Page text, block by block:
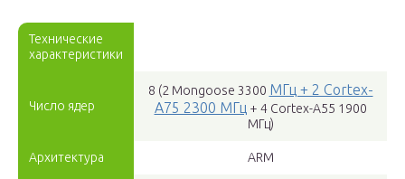
Технические
характеристики
Число ядер
8 (2 Mongoose 3300 МГц + 2 Cortex-
A75 2300 МГц + 4 Cortex-A55 1900
МГц)
Архитектура ARM